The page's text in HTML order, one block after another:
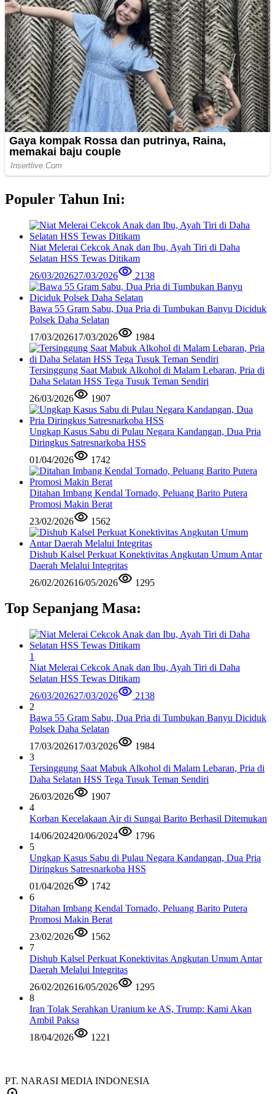
Populer Tahun Ini:
Niat Melerai Cekcok Anak dan Ibu, Ayah Tiri di Daha
Selatan HSS Tewas Ditikam
26/03/202627/03/2026 2138
Bawa 55 Gram Sabu, Dua Pria di Tumbukan Banyu Diciduk
Polsek Daha Selatan
17/03/202617/03/2026 1984
Tersinggung Saat Mabuk Alkohol di Malam Lebaran, Pria di
Daha Selatan HSS Tega Tusuk Teman Sendiri
26/03/2026
1907
Ungkap Kasus Sabu di Pulau Negara Kandangan, Dua Pria
Diringkus Satresnarkoba HSS
01/04/2026
1742
Ditahan Imbang Kendal Tornado, Peluang Barito Putera
Promosi Makin Berat
23/02/2026
1562
Dishub Kalsel Perkuat Konektivitas Angkutan Umum Antar
Daerah Melalui Integritas
26/02/202616/05/2026 1295
Top Sepanjang Masa:
1
Niat Melerai Cekcok Anak dan Ibu, Ayah Tiri di Daha
Selatan HSS Tewas Ditikam
26/03/202627/03/2026
2138
2
Bawa 55 Gram Sabu, Dua Pria di Tumbukan Banyu Diciduk
Polsek Daha Selatan
17/03/202617/03/2026
1984
3
Tersinggung Saat Mabuk Alkohol di Malam Lebaran, Pria di
Daha Selatan HSS Tega Tusuk Teman Sendiri
26/03/2026
1907
4
Korban Kecelakaan Air di Sungai Barito Berhasil Ditemukan
14/06/202420/06/2024
1796
5
Ungkap Kasus Sabu di Pulau Negara Kandangan, Dua Pria
Diringkus Satresnarkoba HSS
01/04/2026
1742
6
Ditahan Imbang Kendal Tornado, Peluang Barito Putera
Promosi Makin Berat
23/02/2026
1562
7
Dishub Kalsel Perkuat Konektivitas Angkutan Umum Antar
Daerah Melalui Integritas
26/02/202616/05/2026
1295
8
Iran Tolak Serahkan Uranium ke AS, Trump: Kami Akan
Ambil Paksa
18/04/2026
1221
PT. NARASI MEDIA INDONESIA